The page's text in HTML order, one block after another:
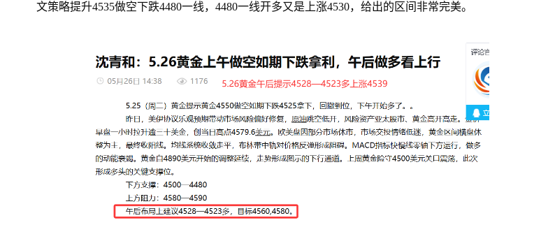
文策略提升4535做空下跌4480一线，4480一线开多又是上涨4530，给出的区间非常完美。